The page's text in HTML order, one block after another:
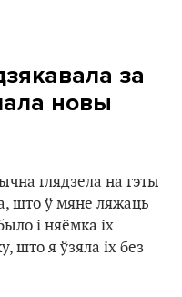
за
новы
глядзела на гэты
што ў мяне ляжаць
і няёмка іх
што я ўзяла іх без